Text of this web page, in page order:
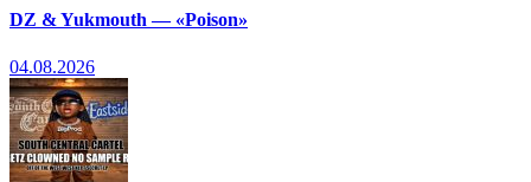
DZ & Yukmouth — «Poison»
04.08.2026